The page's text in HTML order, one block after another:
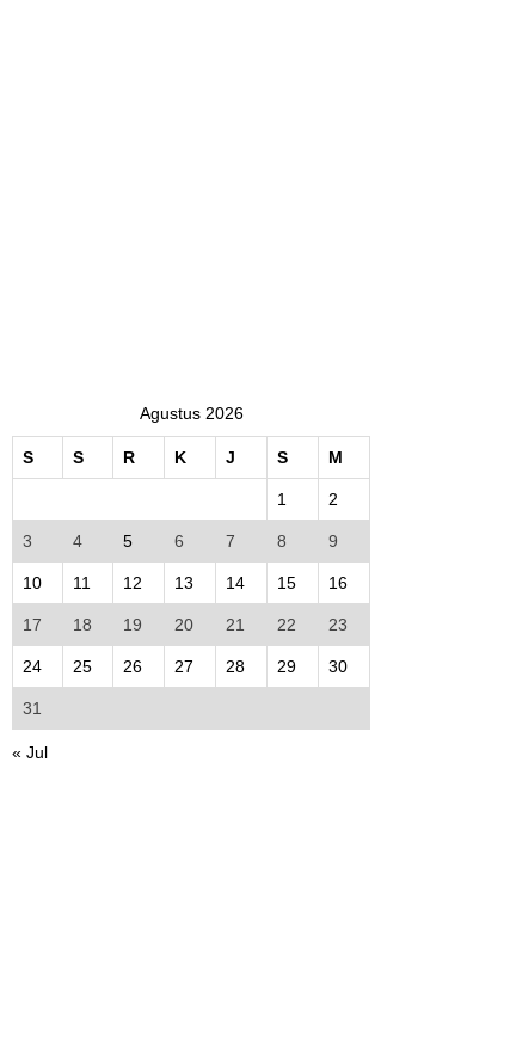
Agustus 2026
S S R K J S M
1 2
3 4 5 6 7 8 9
10 11 12 13 14 15 16
17 18 19 20 21 22 23
24 25 26 27 28 29 30
31
« Jul